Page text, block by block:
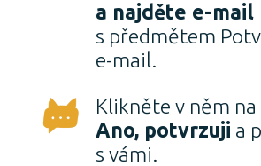
a najděte e-mail
s předmětem
e-mail.
Klikněte v něm
Ano, potvrzuji a
s vámi.